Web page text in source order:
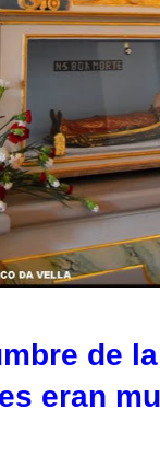
de
eran